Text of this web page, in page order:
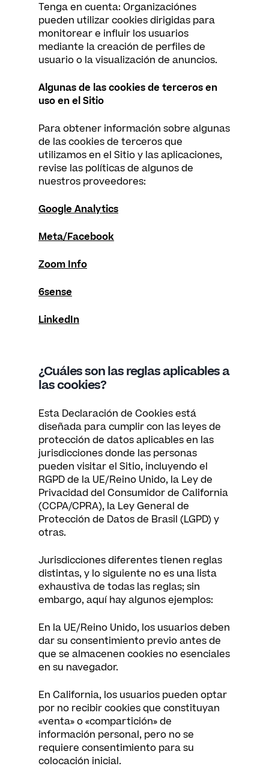
Tenga en cuenta: Organizaciónes
pueden utilizar cookies dirigidas para
monitorear e influir los usuarios
mediante la creación de perfiles de
usuario o la visualización de anuncios.
Algunas de las cookies de terceros en
uso en el Sitio
Para obtener información sobre algunas
de las cookies de terceros que
utilizamos en el Sitio y las aplicaciones,
revise las políticas de algunos de
nuestros proveedores:
Google Analytics
Meta/Facebook
Zoom Info
6sense
LinkedIn
¿Cuáles son las reglas aplicables a
las cookies?
Esta Declaración de Cookies está
diseñada para cumplir con las leyes de
protección de datos aplicables en las
jurisdicciones donde las personas
pueden visitar el Sitio, incluyendo el
RGPD de la UE/Reino Unido, la Ley de
Privacidad del Consumidor de California
(CCPA/CPRA), la Ley General de
Protección de Datos de Brasil (LGPD) y
otras.
Jurisdicciones diferentes tienen reglas
distintas, y lo siguiente no es una lista
exhaustiva de todas las reglas; sin
embargo, aquí hay algunos ejemplos:
En la UE/Reino Unido, los usuarios deben
dar su consentimiento previo antes de
que se almacenen cookies no esenciales
en su navegador.
En California, los usuarios pueden optar
por no recibir cookies que constituyan
«venta» o «compartición» de
información personal, pero no se
requiere consentimiento para su
colocación inicial.